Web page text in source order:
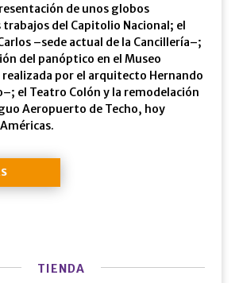
de unos globos
del Capitolio Nacional; el
–sede actual de la Cancillería–;
del panóptico en el Museo
por el arquitecto Hernando
el Teatro Colón y la remodelación
Aeropuerto de Techo, hoy
TIENDA